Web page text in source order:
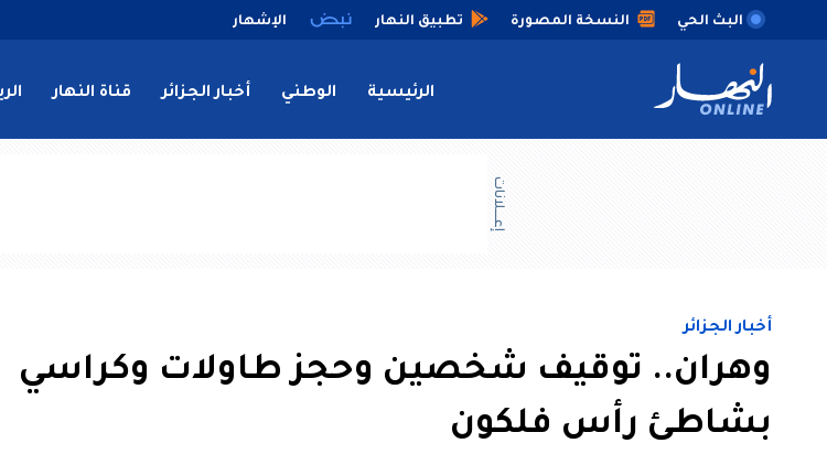
البث الحي النسخة المصورة تطبيق النهار الإشهار
الرئيسية الوطني أخبار الجزائر قناة النهار
إعــــلانات
أخبار الجزائر
وهران.. توقيف شخصين وحجز طاولات وكراسي
بشاطئ رأس فلكون